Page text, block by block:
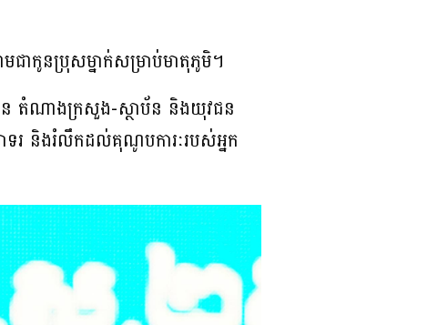
ជាកូនប្រុសម្នាក់សម្រាប់មាតុភូមិ។
ន តំណាងក្រសួង-ស្ថាប័ន និងយុវជន
រ និងរំលឹកដល់គុណូបការៈរបស់អ្នក